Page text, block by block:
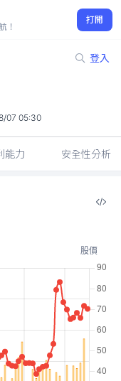
！
打開
登入
07 05:30
能力 安全性分析